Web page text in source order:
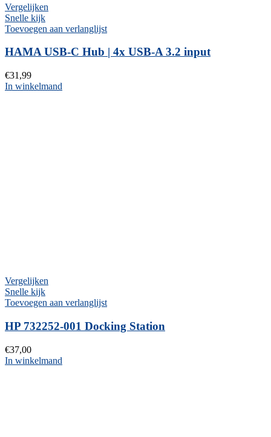
Vergelijken
Snelle kijk
Toevoegen aan verlanglijst
HAMA USB-C Hub | 4x USB-A 3.2 input
€31,99
In winkelmand
Vergelijken
Snelle kijk
Toevoegen aan verlanglijst
HP 732252-001 Docking Station
€37,00
In winkelmand